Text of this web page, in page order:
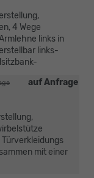
4 Wege
links in
links-
auf Anfrage
mit einer